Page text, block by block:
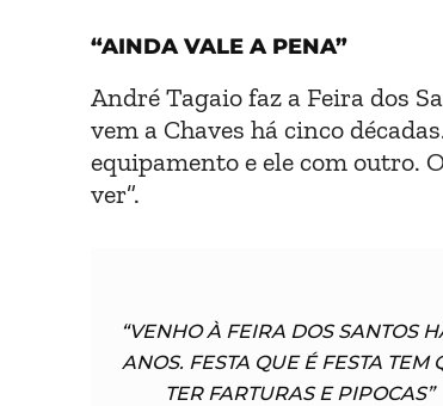
“AINDA VALE A PENA”
André Tagaio faz a Feira dos
vem a Chaves há cinco
equipamento e ele com outro.
ver”.
“VENHO À FEIRA DOS SANTOS
ANOS. FESTA QUE É FESTA TEM
TER FARTURAS E PIPOCAS”